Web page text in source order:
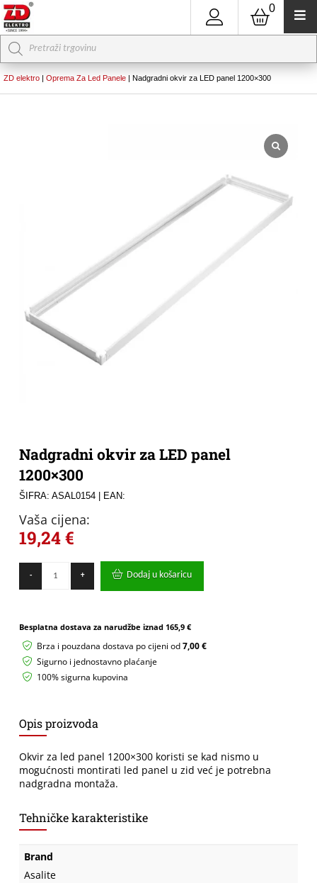
0
Products
search
ZD elektro | Oprema Za Led Panele | Nadgradni okvir za LED panel 1200×300
Nadgradni okvir za LED panel
1200×300
ŠIFRA: ASAL0154| EAN:
Vaša cijena:
19,24€
-
okvir
za
1200x300
+ Dodaj u košaricu
Besplatna dostava za narudžbe iznad 165,9 €
Brza i pouzdana dostava po cijeni od7,00 €
Sigurno i jednostavno plaćanje
100% sigurna kupovina
Opis proizvoda
Okvir za led panel 1200×300 koristi se kad nismo u
mogućnosti montirati led panel u zid već je potrebna
nadgradna montaža.
Tehničke karakteristike
Brand
Asalite